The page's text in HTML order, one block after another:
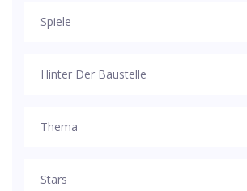
Spiele
Hinter Der Baustelle
Thema
Stars